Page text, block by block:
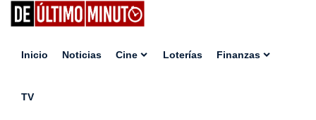
Inicio Noticias Cine Loterías Finanzas
TV